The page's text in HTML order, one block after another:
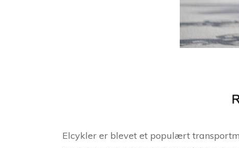
Elcykler er blevet et populært